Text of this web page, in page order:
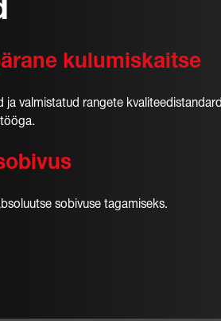
kulumiskaitse
ja valmistatud rangete
sobivuse tagamiseks.